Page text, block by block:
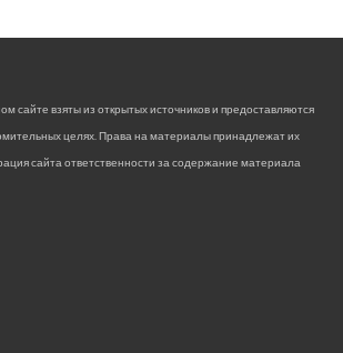
сайте взяты из открытых источников и предоставляются
целях. Права на материалы принадлежат их
сайта ответственности за содержание материала